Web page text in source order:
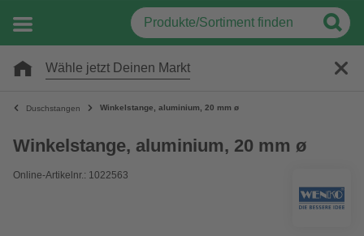
Wähle jetzt Deinen Markt
Duschstangen Winkelstange, aluminium, 20 mm ø
Winkelstange, aluminium, 20 mm ø
Online-Artikelnr.: 1022563